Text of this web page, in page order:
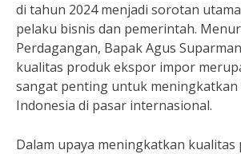
di tahun 2024 menjadi sorotan
pelaku bisnis dan pemerintah.
Perdagangan, Bapak Agus
kualitas produk ekspor impor
sangat penting untuk meningkatkan
Indonesia di pasar internasional.
Dalam upaya meningkatkan